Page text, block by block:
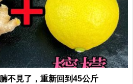
不見了，重新回到45公斤